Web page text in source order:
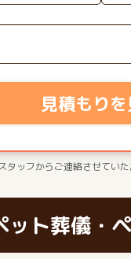
見積もり
タッフからご連絡させていた
ット葬儀・